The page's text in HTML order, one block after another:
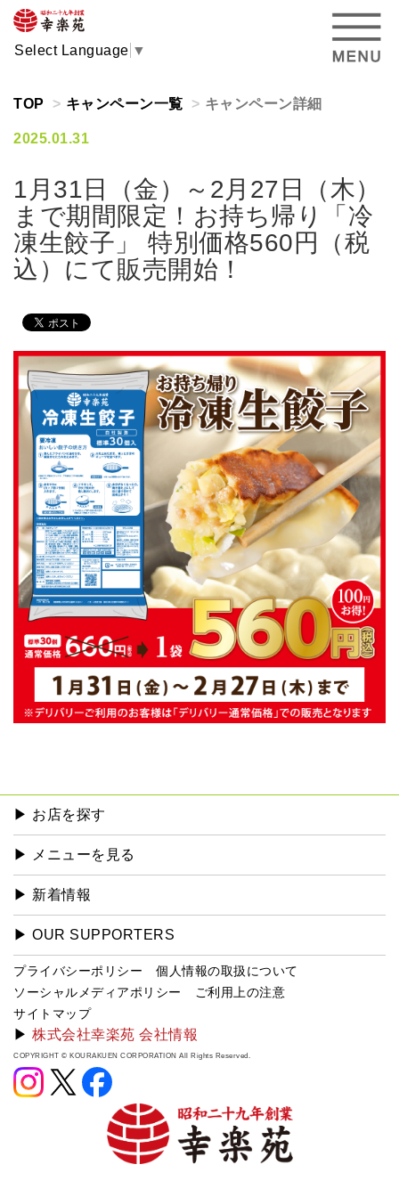
Select Language ▼
TOP キャンペーン一覧 キャンペーン詳細
2025.01.31
1月31日（金）～2月27日（木）
まで期間限定！お持ち帰り「冷
凍生餃子」 特別価格560円（税
込）にて販売開始！
▶︎ お店を探す
▶︎ メニューを見る
▶︎ 新着情報
▶︎ OUR SUPPORTERS
プライバシーポリシー
個人情報の取扱について
ソーシャルメディアポリシー
ご利用上の注意
サイトマップ
▶ 株式会社幸楽苑 会社情報
COPYRIGHT © KOURAKUEN CORPORATION All Rights Reserved.